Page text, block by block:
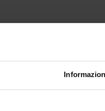
se i 30
della nomina a
si potrebbe